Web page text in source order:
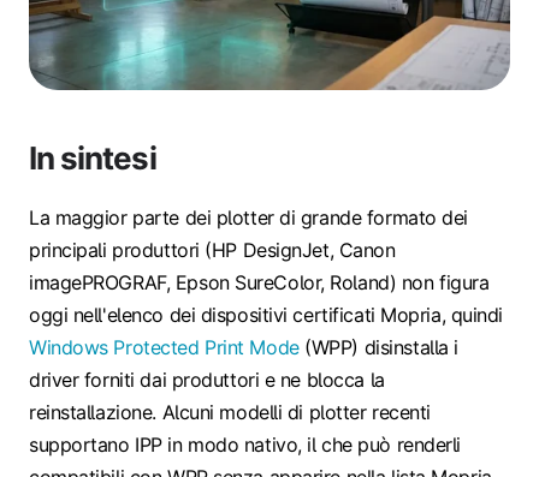
In sintesi
La maggior parte dei plotter di grande formato dei
principali produttori (HP DesignJet, Canon
imagePROGRAF, Epson SureColor, Roland) non figura
oggi nell'elenco dei dispositivi certificati Mopria, quindi
Windows Protected Print Mode(WPP) disinstalla i
driver forniti dai produttori e ne blocca la
reinstallazione. Alcuni modelli di plotter recenti
supportano IPP in modo nativo, il che può renderli